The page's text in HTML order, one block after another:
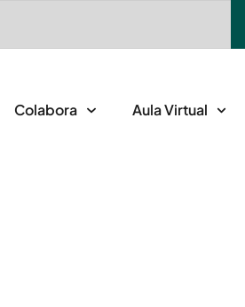
Colabora Aula Virtual